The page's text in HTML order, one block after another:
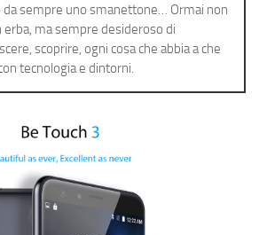
da sempre uno smanettone… Ormai non
erba, ma sempre desideroso di
scoprire, ogni cosa che abbia a che
tecnologia e dintorni.